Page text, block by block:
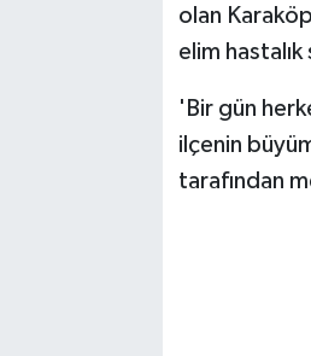
olan
elim
'Bir gün
ilçenin
tarafından